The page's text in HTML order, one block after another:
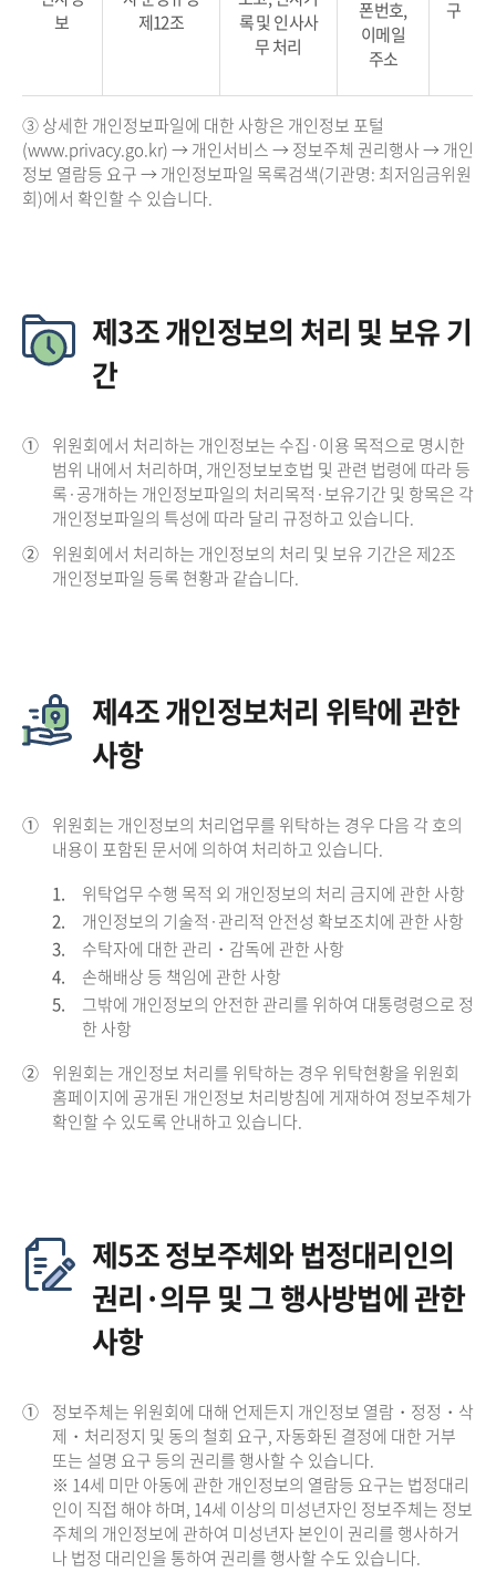
보
제12조
록 및 인사사
무 처리
폰번호,
이메일
주소
구
③ 상세한 개인정보파일에 대한 사항은 개인정보 포털
(www.privacy.go.kr) → 개인서비스 → 정보주체 권리행사 → 개인
정보 열람등 요구 → 개인정보파일 목록검색(기관명: 최저임금위원
회)에서 확인할 수 있습니다.
제3조 개인정보의 처리 및 보유 기
간
① 위원회에서 처리하는 개인정보는 수집·이용 목적으로 명시한
범위 내에서 처리하며, 개인정보보호법 및 관련 법령에 따라 등
록·공개하는 개인정보파일의 처리목적·보유기간 및 항목은 각
개인정보파일의 특성에 따라 달리 규정하고 있습니다.
② 위원회에서 처리하는 개인정보의 처리 및 보유 기간은 제2조
개인정보파일 등록 현황과 같습니다.
제4조 개인정보처리 위탁에 관한
사항
① 위원회는 개인정보의 처리업무를 위탁하는 경우 다음 각 호의
내용이 포함된 문서에 의하여 처리하고 있습니다.
1.
위탁업무 수행 목적 외 개인정보의 처리 금지에 관한 사항
2.
개인정보의 기술적·관리적 안전성 확보조치에 관한 사항
3.
수탁자에 대한 관리・감독에 관한 사항
4.
손해배상 등 책임에 관한 사항
5.
그밖에 개인정보의 안전한 관리를 위하여 대통령령으로 정
한 사항
② 위원회는 개인정보 처리를 위탁하는 경우 위탁현황을 위원회
홈페이지에 공개된 개인정보 처리방침에 게재하여 정보주체가
확인할 수 있도록 안내하고 있습니다.
제5조 정보주체와 법정대리인의
권리·의무 및 그 행사방법에 관한
사항
① 정보주체는 위원회에 대해 언제든지 개인정보 열람・정정・삭
제・처리정지 및 동의 철회 요구, 자동화된 결정에 대한 거부
또는 설명 요구 등의 권리를 행사할 수 있습니다.
※ 14세 미만 아동에 관한 개인정보의 열람등 요구는 법정대리
인이 직접 해야 하며, 14세 이상의 미성년자인 정보주체는 정보
주체의 개인정보에 관하여 미성년자 본인이 권리를 행사하거
나 법정 대리인을 통하여 권리를 행사할 수도 있습니다.